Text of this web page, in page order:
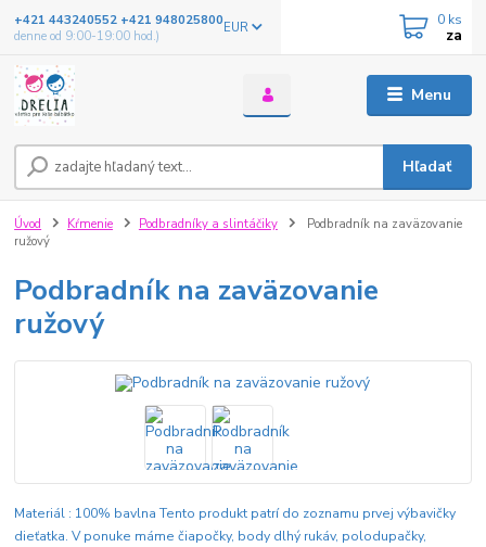
Menu
EUR
Hľadať
+421 443240552 +421 948025800
denne od 9:00-19:00 hod.)
0 ks
za
Úvod Kŕmenie Podbradníky a slintáčiky
Podbradník na zaväzovanie
ružový
Podbradník na zaväzovanie
ružový
Materiál : 100% bavlna Tento produkt patrí do zoznamu prvej výbavičky
dieťatka. V ponuke máme čiapočky, body dlhý rukáv, polodupačky,